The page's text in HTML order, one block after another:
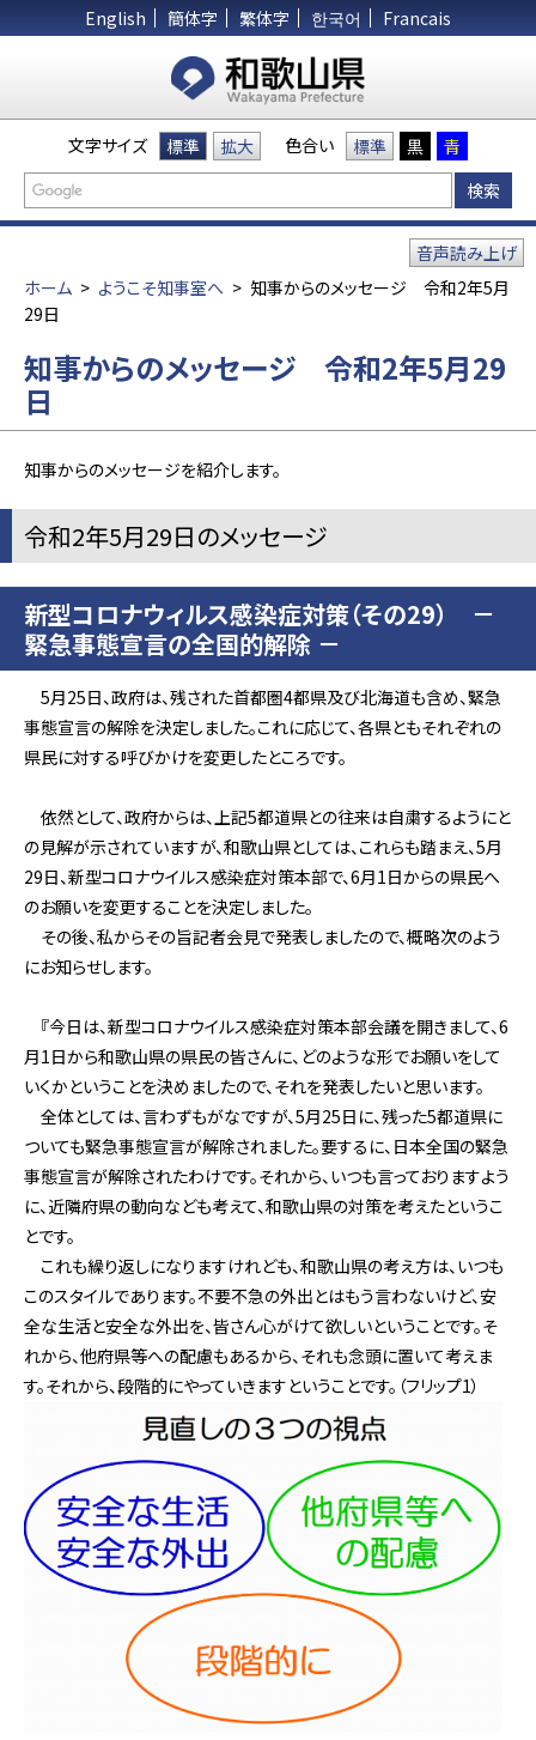
English 簡体字 繁体字 한국어 Francais
文字サイズ 標準 拡大 色合い 標準 黒 青
ホーム > ようこそ知事室へ > 知事からのメッセージ 令和2年5月
29日
音声読み上げ
知事からのメッセージ 令和2年5月29
日
知事からのメッセージを紹介します。
令和2年5月29日のメッセージ
新型コロナウィルス感染症対策（その29） －
緊急事態宣言の全国的解除 －
5月25日、政府は、残された首都圏4都県及び北海道も含め、緊急
事態宣言の解除を決定しました。これに応じて、各県ともそれぞれの
県民に対する呼びかけを変更したところです。
依然として、政府からは、上記5都道県との往来は自粛するようにと
の見解が示されていますが、和歌山県としては、これらも踏まえ、5月
29日、新型コロナウイルス感染症対策本部で、6月1日からの県民へ
のお願いを変更することを決定しました。
その後、私からその旨記者会見で発表しましたので、概略次のよう
にお知らせします。
『今日は、新型コロナウイルス感染症対策本部会議を開きまして、6
月1日から和歌山県の県民の皆さんに、どのような形でお願いをして
いくかということを決めましたので、それを発表したいと思います。
全体としては、言わずもがなですが、5月25日に、残った5都道県に
ついても緊急事態宣言が解除されました。要するに、日本全国の緊急
事態宣言が解除されたわけです。それから、いつも言っておりますよう
に、近隣府県の動向なども考えて、和歌山県の対策を考えたというこ
とです。
これも繰り返しになりますけれども、和歌山県の考え方は、いつも
このスタイルであります。不要不急の外出とはもう言わないけど、安
全な生活と安全な外出を、皆さん心がけて欲しいということです。そ
れから、他府県等への配慮もあるから、それも念頭に置いて考えま
す。それから、段階的にやっていきますということです。（フリップ1）